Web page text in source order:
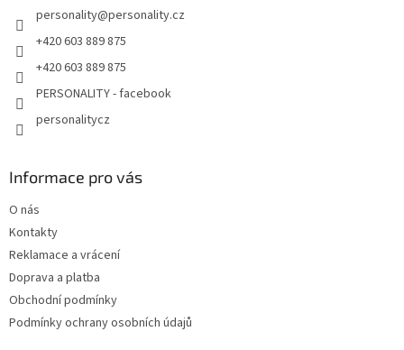
personality@personality.cz
+420 603 889 875
+420 603 889 875
PERSONALITY - facebook
personalitycz
Informace pro vás
O nás
Kontakty
Reklamace a vrácení
Doprava a platba
Obchodní podmínky
Podmínky ochrany osobních údajů